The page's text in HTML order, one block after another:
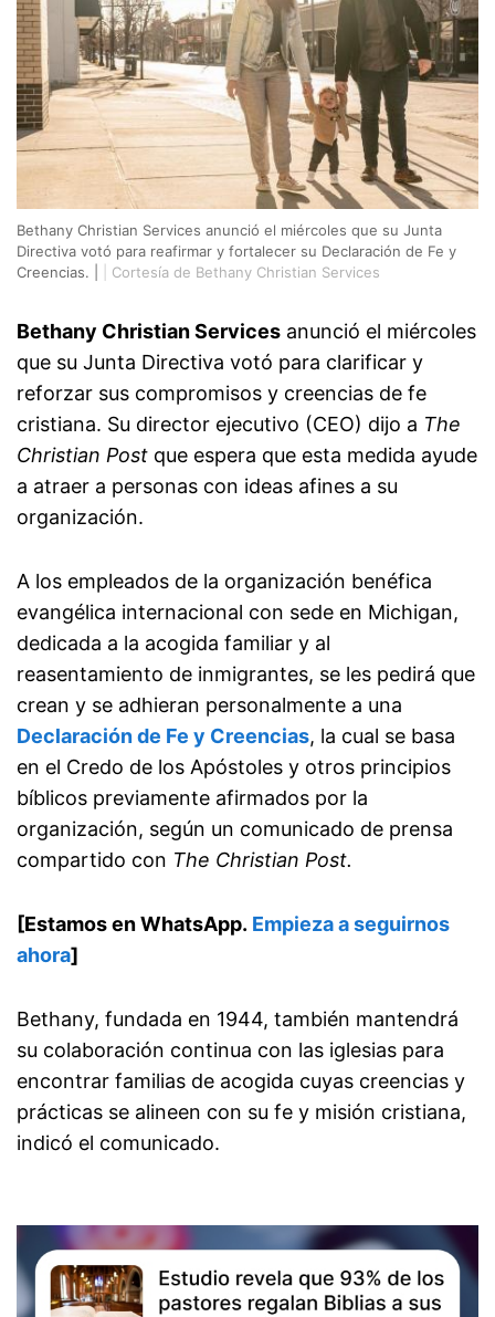
Bethany Christian Services anunció el miércoles que su Junta
Directiva votó para reafirmar y fortalecer su Declaración de Fe y
Creencias. |
Cortesía de Bethany Christian Services
Bethany Christian Services anunció el miércoles
que su Junta Directiva votó para clarificar y
reforzar sus compromisos y creencias de fe
cristiana. Su director ejecutivo (CEO) dijo a The
Christian Post que espera que esta medida ayude
a atraer a personas con ideas afines a su
organización.
A los empleados de la organización benéfica
evangélica internacional con sede en Michigan,
dedicada a la acogida familiar y al
reasentamiento de inmigrantes, se les pedirá que
crean y se adhieran personalmente a una
Declaración de Fe y Creencias, la cual se basa
en el Credo de los Apóstoles y otros principios
bíblicos previamente afirmados por la
organización, según un comunicado de prensa
compartido con The Christian Post.
[Estamos en WhatsApp. Empieza a seguirnos
ahora]
Bethany, fundada en 1944, también mantendrá
su colaboración continua con las iglesias para
encontrar familias de acogida cuyas creencias y
prácticas se alineen con su fe y misión cristiana,
indicó el comunicado.